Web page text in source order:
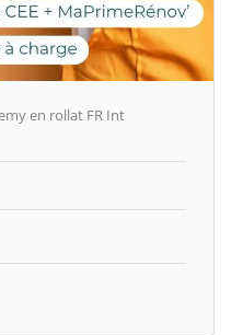
en rollat FR Int